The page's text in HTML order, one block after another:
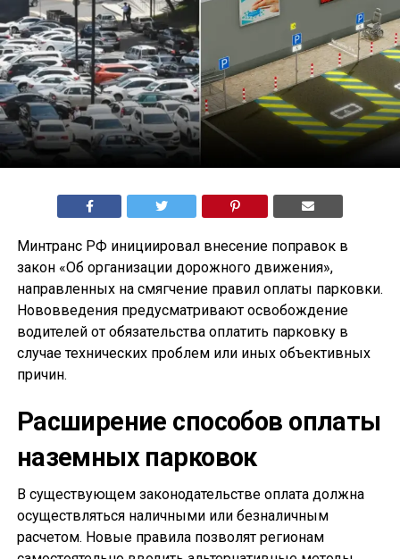
Минтранс РФ инициировал внесение поправок в
закон «Об организации дорожного движения»,
направленных на смягчение правил оплаты парковки.
Нововведения предусматривают освобождение
водителей от обязательства оплатить парковку в
случае технических проблем или иных объективных
причин.
Расширение способов оплаты
наземных парковок
В существующем законодательстве оплата должна
осуществляться наличными или безналичным
расчетом. Новые правила позволят регионам